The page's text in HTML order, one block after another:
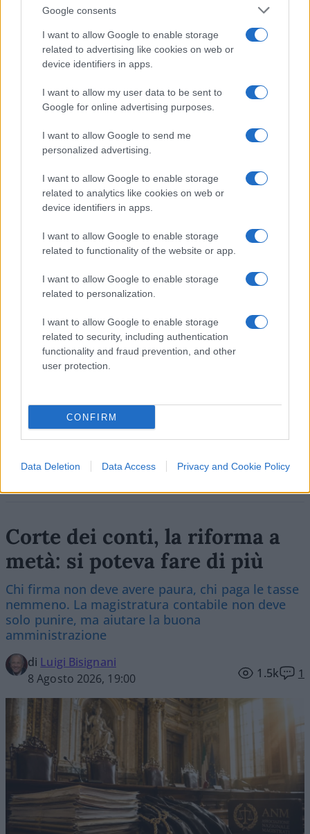
Google consents
I want to allow Google to enable storage
related to advertising like cookies on web or
device identifiers in apps.
I want to allow my user data to be sent to
Google for online advertising purposes.
I want to allow Google to send me
personalized advertising.
I want to allow Google to enable storage
related to analytics like cookies on web or
device identifiers in apps.
I want to allow Google to enable storage
related to functionality of the website or app.
I want to allow Google to enable storage
related to personalization.
I want to allow Google to enable storage
related to security, including authentication
functionality and fraud prevention, and other
user protection.
CONFIRM
Data Deletion Data Access Privacy and Cookie Policy
italiana continua pervicacemente a restare in
mezzo al guado di una narrazione che sempre
meno interessa alle nuove generazioni.
Claudio Romiti, 28 aprile 2026
Leggi anche:
Insulti choc dal palco del 25 aprile: “La Russa è
un bastard***”. Poi l’attacco a Meloni
Niente scuse: il 25 aprile è da sempre contro la
Brigata Ebraica
Nicolaporro.it è anche su Whatsapp. È
essere sempre aggiornati (gratis).
#BELLA CIAO
17
Corte dei conti, la riforma a
metà: si poteva fare di più
Chi firma non deve avere paura, chi paga le tasse
nemmeno. La magistratura contabile non deve
solo punire, ma aiutare la buona
amministrazione
di Luigi Bisignani
8 Agosto 2026, 19:00
1.5k 1